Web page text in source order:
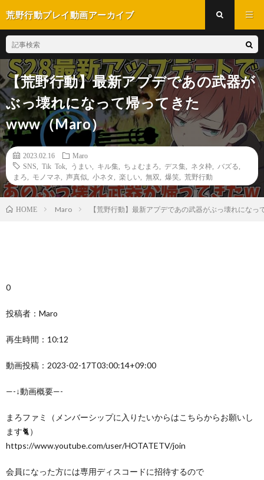
荒野行動プレイ動画アーカイブ
【荒野行動】最新アプデであの武器が
ぶっ壊れになって帰ってきた
www（Maro）
2023.02.16
Maro
SNS
Tik Tok うまい キル集 ちょむまろ デス集 ネタ枠 バズる
まろ
モノマネ 声真似 小ネタ 楽しい 無双 爆笑 荒野行動
HOME Maro 【荒野行動】最新アプデであの武器がぶっ壊れにな
0
投稿者：Maro
再生時間：10:12
動画投稿：2023-02-17T03:00:14+09:00
—-↓動画概要—-
まろファミ（メンバーシップに入りたいからはこちらからお願いし
ます🐈）
https://www.youtube.com/user/HOTATETV/join
会員になった方には専用ディスコードに招待するので